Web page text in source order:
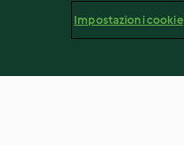
Impostazioni cookie